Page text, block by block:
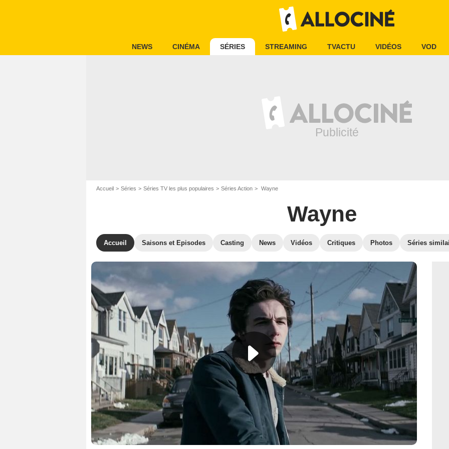
NEWS CINÉMA SÉRIES STREAMING TVACTU VIDÉOS VOD
Accueil Séries Séries TV les plus populaires Séries Action Wayne
Wayne
Accueil Saisons et Episodes Casting News Vidéos Critiques Photos Séries